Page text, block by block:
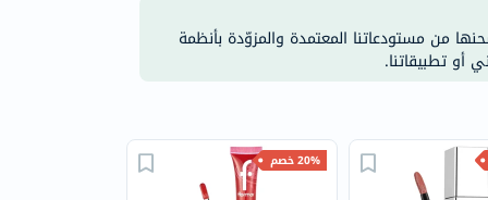
من مستودعاتنا المعتمدة والمزوّدة بأنظمة
أو تطبيقاتنا.
20% خصم